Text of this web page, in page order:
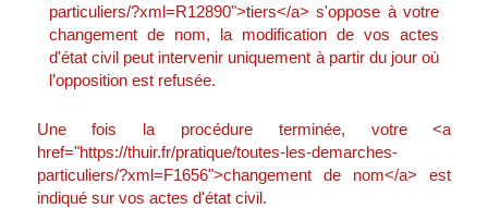
particuliers/?xml=R12890">tiers</a> s'oppose à votre
changement de nom, la modification de vos actes
d'état civil peut intervenir uniquement à partir du jour où
l’opposition est refusée.
Une fois la procédure terminée, votre <a
href="https://thuir.fr/pratique/toutes-les-demarches-
particuliers/?xml=F1656">changement de nom</a> est
indiqué sur vos actes d'état civil.